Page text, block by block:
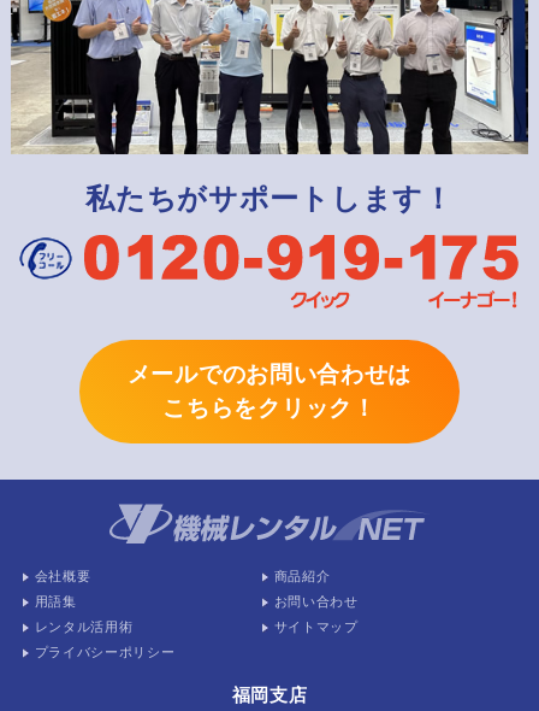
私たちがサポートします！
メールでのお問い合わせは
こちらをクリック！
会社概要
商品紹介
用語集
お問い合わせ
レンタル活用術
サイトマップ
プライバシーポリシー
福岡支店